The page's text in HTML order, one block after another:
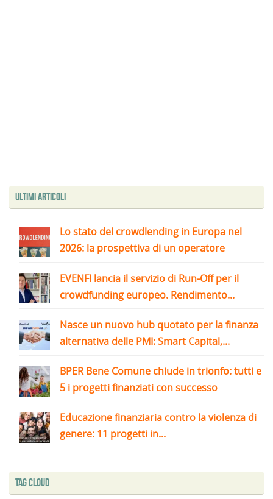
Ultimi articoli
Lo stato del crowdlending in Europa nel
2026: la prospettiva di un operatore
EVENFI lancia il servizio di Run-Off per il
crowdfunding europeo. Rendimento...
Nasce un nuovo hub quotato per la finanza
alternativa delle PMI: Smart Capital,...
BPER Bene Comune chiude in trionfo: tutti e
5 i progetti finanziati con successo
Educazione finanziaria contro la violenza di
genere: 11 progetti in...
Tag Cloud